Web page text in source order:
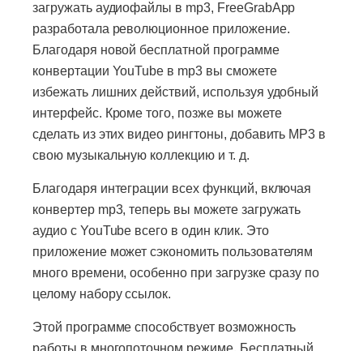
загружать аудиофайлы в mp3, FreeGrabApp
разработала революционное приложение.
Благодаря новой бесплатной программе
конвертации YouTube в mp3 вы сможете
избежать лишних действий, используя удобный
интерфейс. Кроме того, позже вы можете
сделать из этих видео рингтоны, добавить MP3 в
свою музыкальную коллекцию и т. д.
Благодаря интеграции всех функций, включая
конвертер mp3, теперь вы можете загружать
аудио с YouTube всего в один клик. Это
приложение может сэкономить пользователям
много времени, особенно при загрузке сразу по
целому набору ссылок.
Этой программе способствует возможность
работы в многопоточном режиме. Бесплатный